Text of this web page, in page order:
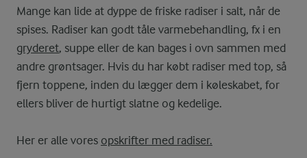
Mange kan lide at dyppe de friske radiser i salt, når de
spises. Radiser kan godt tåle varmebehandling, fx i en
gryderet, suppe eller de kan bages i ovn sammen med
andre grøntsager. Hvis du har købt radiser med top, så
fjern toppene, inden du lægger dem i køleskabet, for
ellers bliver de hurtigt slatne og kedelige.
Her er alle vores opskrifter med radiser.